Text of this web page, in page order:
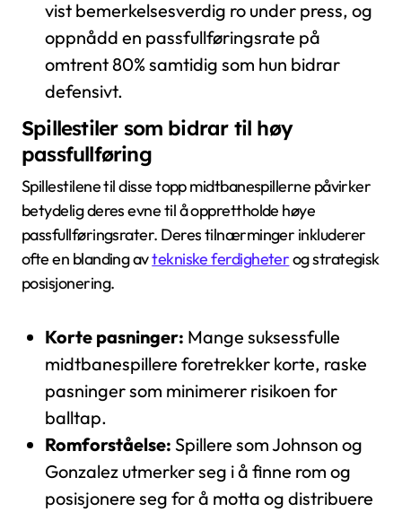
vist bemerkelsesverdig ro under press, og
oppnådd en passfullføringsrate på
omtrent 80% samtidig som hun bidrar
defensivt.
Spillestiler som bidrar til høy
passfullføring
Spillestilene til disse topp midtbanespillerne påvirker
betydelig deres evne til å opprettholde høye
passfullføringsrater. Deres tilnærminger inkluderer
ofte en blanding avtekniske ferdigheterog strategisk
posisjonering.
Korte pasninger: Mange suksessfulle
midtbanespillere foretrekker korte, raske
pasninger som minimerer risikoen for
balltap.
Romforståelse: Spillere som Johnson og
Gonzalez utmerker seg i å finne rom og
posisjonere seg for å motta og distribuere